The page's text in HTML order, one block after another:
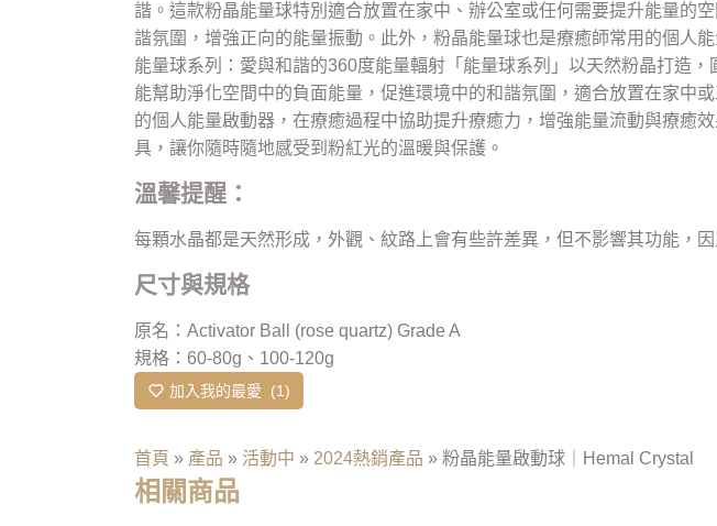
諧。這款粉晶能量球特別適合放置在家中、辦公室或任何需要提升能量的
諧氛圍，增強正向的能量振動。此外，粉晶能量球也是療癒師常用的個人
能量球系列：愛與和諧的360度能量輻射「能量球系列」以天然粉晶打造
能幫助淨化空間中的負面能量，促進環境中的和諧氛圍，適合放置在家中
的個人能量啟動器，在療癒過程中協助提升療癒力，增強能量流動與療癒
具，讓你隨時隨地感受到粉紅光的溫暖與保護。
溫馨提醒：
每顆水晶都是天然形成，外觀、紋路上會有些許差異，但不影響其功能，
尺寸與規格
原名：Activator Ball (rose quartz) Grade A
規格：60-80g、100-120g
加入我的最愛 1
首頁 » 產品 » 活動中 » 2024熱銷產品 » 粉晶能量啟動球｜Hemal Crystal
相關商品